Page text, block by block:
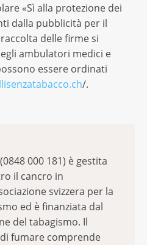
«Sì alla protezione dei
dalla pubblicità per il
delle firme si
ambulatori medici e
essere ordinati
/.
(0848 000 181) è gestita
il cancro in
svizzera per la
ed è finanziata dal
del tabagismo. Il
fumare comprende